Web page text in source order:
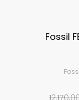
Fossil